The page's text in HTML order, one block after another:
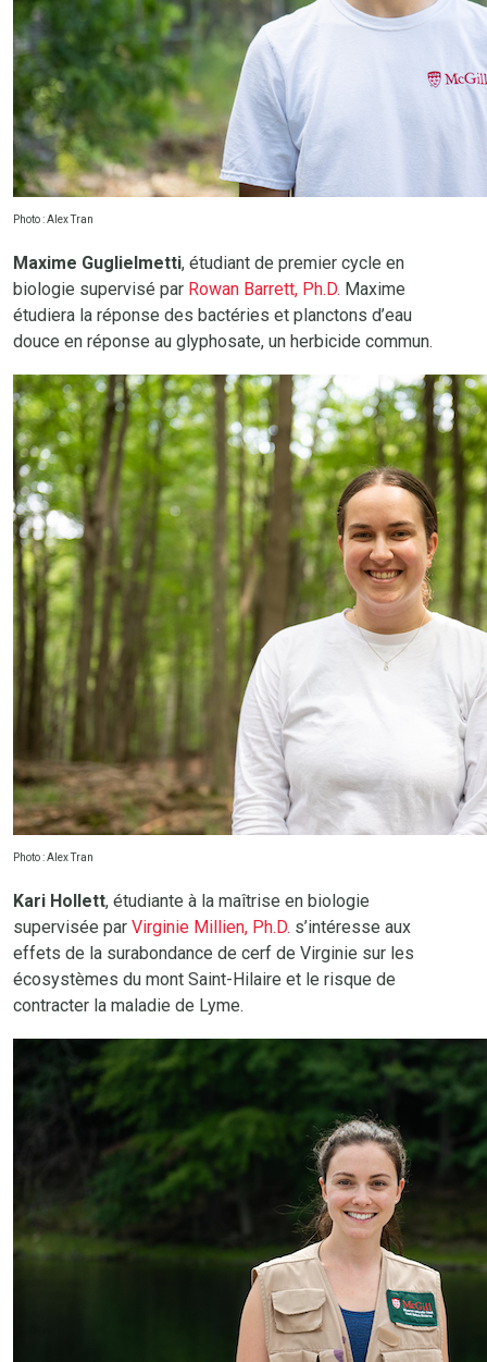
Photo : Alex Tran
Maxime Guglielmetti, étudiant de premier cycle en
biologie supervisé par Rowan Barrett, Ph.D. Maxime
étudiera la réponse des bactéries et planctons d’eau
douce en réponse au glyphosate, un herbicide commun.
Photo : Alex Tran
Kari Hollett, étudiante à la maîtrise en biologie
supervisée par Virginie Millien, Ph.D. s’intéresse aux
effets de la surabondance de cerf de Virginie sur les
écosystèmes du mont Saint-Hilaire et le risque de
contracter la maladie de Lyme.